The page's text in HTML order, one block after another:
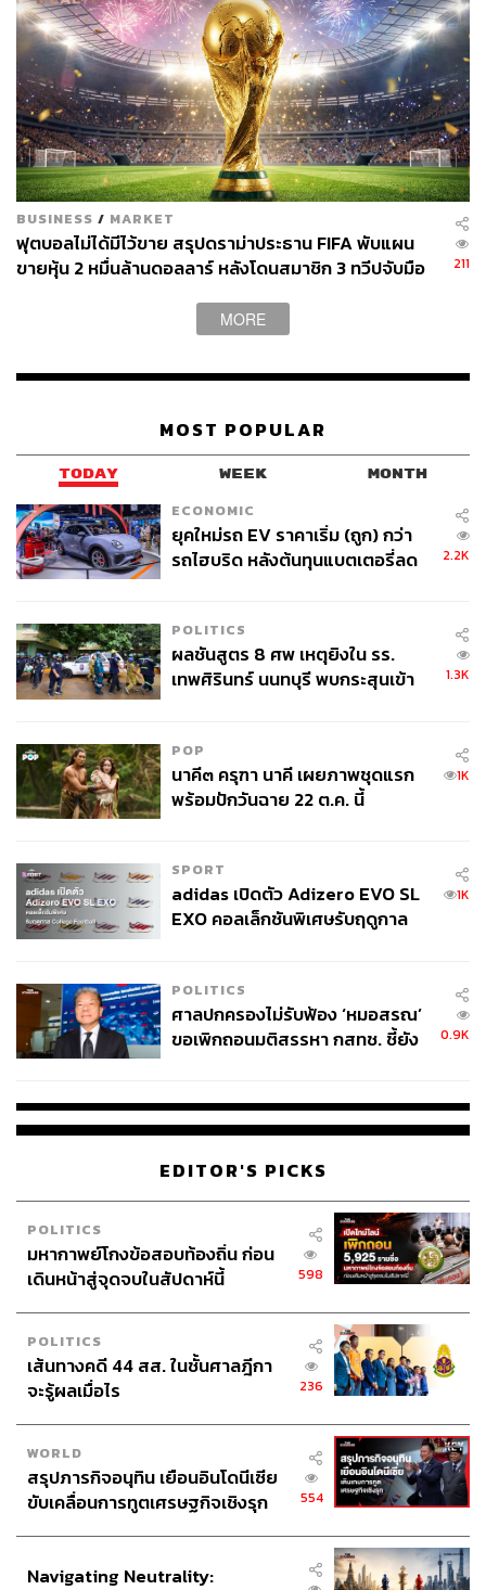
ABOUT THE AUTHOR
THE STANDARD TEAM
กองบรรณาธิการ THE STANDARD
BUSINESS / MARKET
ฟุตบอลไม่ได้มีไว้ขาย สรุปดราม่าประธาน FIFA พับแผน
ขายหุ้น 2 หมื่นล้านดอลลาร์ หลังโดนสมาชิก 3 ทวีปจับมือ
211
MORE
MOST POPULAR
TODAY WEEK MONTH
ECONOMIC
ยุคใหม่รถ EV ราคาเริ่ม (ถูก) กว่า
รถไฮบริด หลังต้นทุนแบตเตอรี่ลด
2.2K
POLITICS
ผลชันสูตร 8 ศพ เหตุยิงใน รร.
เทพศิรินทร์ นนทบุรี พบกระสุนเข้า
1.3K
POP
นาคี๓ ครุฑา นาคี เผยภาพชุดแรก
พร้อมปักวันฉาย 22 ต.ค. นี้
1K
SPORT
adidas เปิดตัว Adizero EVO SL
EXO คอลเล็กชันพิเศษรับฤดูกาล
1K
POLITICS
ศาลปกครองไม่รับฟ้อง ‘หมอสรณ’
ขอเพิกถอนมติสรรหา กสทช. ชี้ยัง
0.9K
EDITOR'S PICKS
POLITICS
มหากาพย์โกงข้อสอบท้องถิ่น ก่อน
เดินหน้าสู่จุดจบในสัปดาห์นี้
598
POLITICS
เส้นทางคดี 44 สส. ในชั้นศาลฎีกา
จะรู้ผลเมื่อไร
236
WORLD
สรุปภารกิจอนุทิน เยือนอินโดนีเซีย
ขับเคลื่อนการทูตเศรษฐกิจเชิงรุก
554
Navigating Neutrality: